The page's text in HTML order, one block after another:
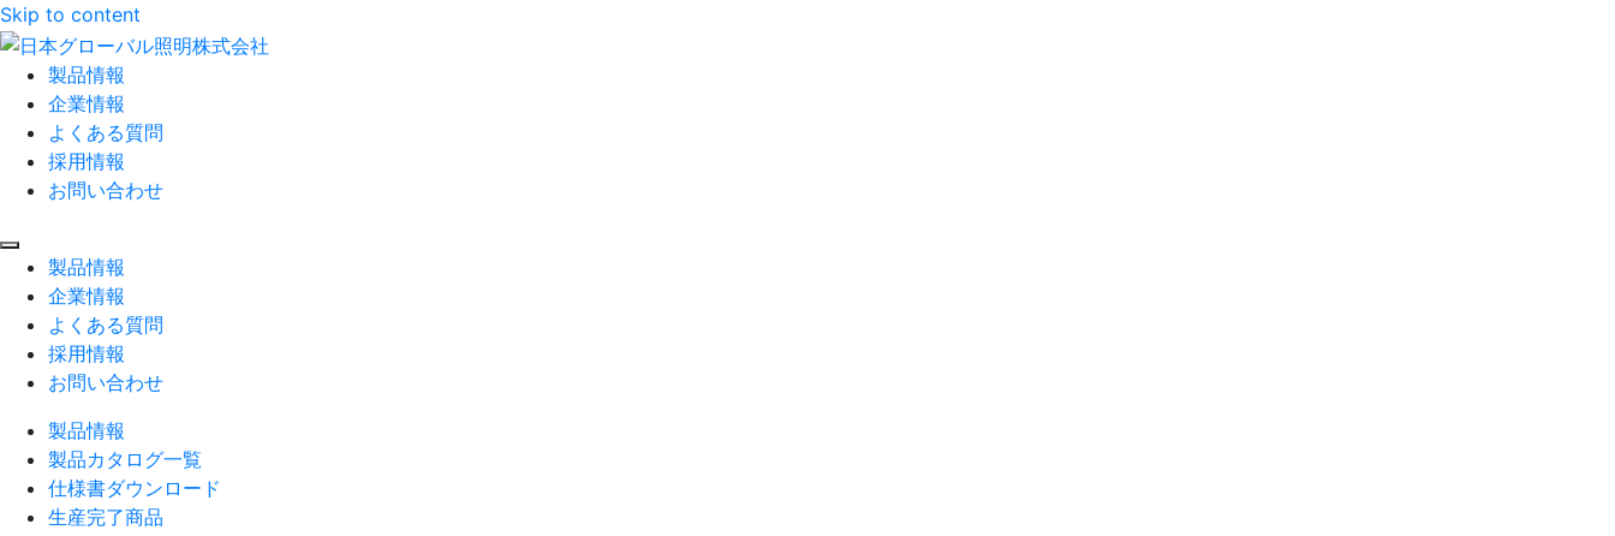
Skip to content
製品情報
企業情報
よくある質問
採用情報
お問い合わせ
製品情報
企業情報
よくある質問
採用情報
お問い合わせ
製品情報
製品カタログ一覧
仕様書ダウンロード
生産完了商品